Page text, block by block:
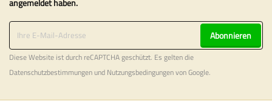
angemeldet haben.
Abonnieren
Diese Website ist durch reCAPTCHA geschützt. Es gelten die
Datenschutzbestimmungen und Nutzungsbedingungenvon Google.